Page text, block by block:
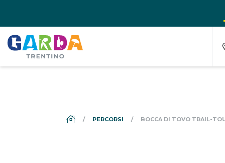
DS_BREADCRUMB.HOME
PERCORSI BOCCA DI TOVO TRAIL-